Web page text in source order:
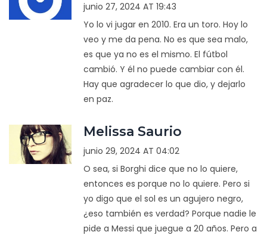
junio 27, 2024 AT 19:43
Yo lo vi jugar en 2010. Era un toro. Hoy lo
veo y me da pena. No es que sea malo,
es que ya no es el mismo. El fútbol
cambió. Y él no puede cambiar con él.
Hay que agradecer lo que dio, y dejarlo
en paz.
Melissa Saurio
junio 29, 2024 AT 04:02
O sea, si Borghi dice que no lo quiere,
entonces es porque no lo quiere. Pero si
yo digo que el sol es un agujero negro,
¿eso también es verdad? Porque nadie le
pide a Messi que juegue a 20 años. Pero a